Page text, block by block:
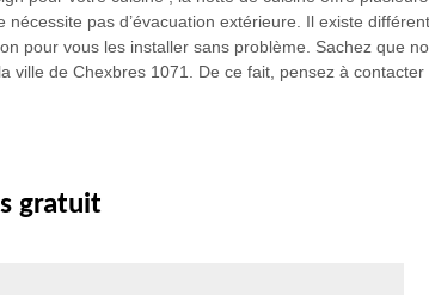
nécessite pas d’évacuation extérieure. Il existe
pour vous les installer sans problème. Sachez que
ville de Chexbres 1071. De ce fait, pensez à
gratuit